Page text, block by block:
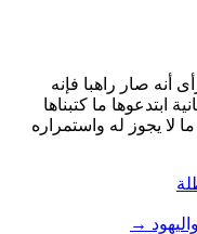
أنه صار راهبا فإنه
ابتدعوها ما كتبناها
لا يجوز له واستمراره
→